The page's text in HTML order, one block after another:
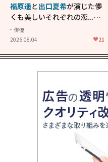
福原遥と出口夏希が演じた儚
くも美しいそれぞれの恋...生
きることの尊さを教えてくれ
た映画「あの花が咲く丘で、
俳優
2026.08.04
21